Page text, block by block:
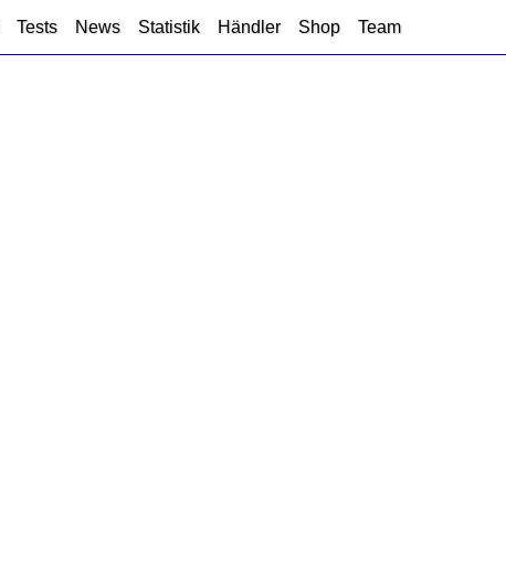
Tests News Statistik Händler Shop Team